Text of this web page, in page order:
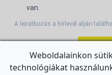
van.
A leiratkozás a hírlevél alján
Weboldalainkon
technológiákat